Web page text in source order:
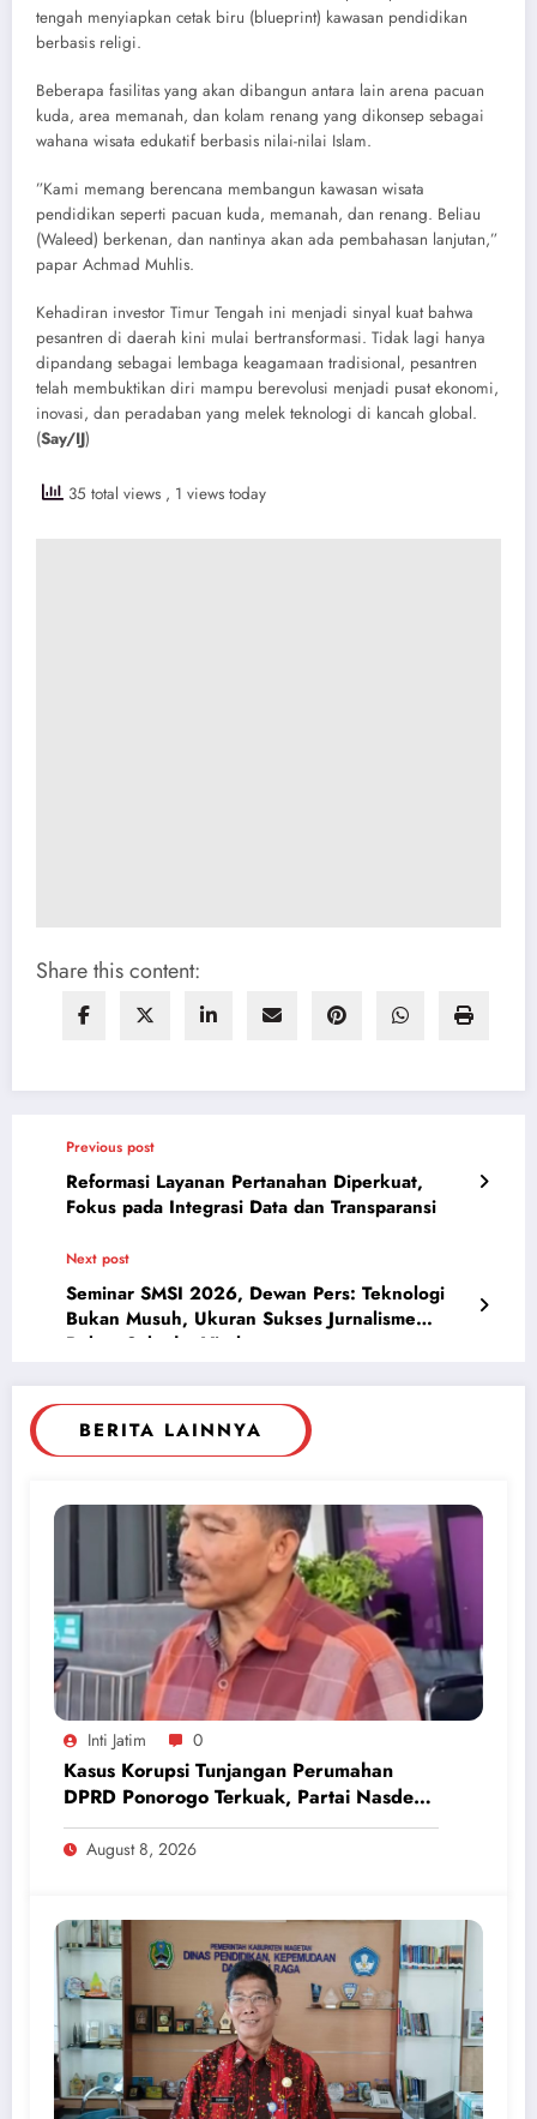
tengah menyiapkan cetak biru (blueprint) kawasan pendidikan
berbasis religi.
​Beberapa fasilitas yang akan dibangun antara lain arena pacuan
kuda, area memanah, dan kolam renang yang dikonsep sebagai
wahana wisata edukatif berbasis nilai-nilai Islam.
​”Kami memang berencana membangun kawasan wisata
pendidikan seperti pacuan kuda, memanah, dan renang. Beliau
(Waleed) berkenan, dan nantinya akan ada pembahasan lanjutan,”
papar Achmad Muhlis.
​Kehadiran investor Timur Tengah ini menjadi sinyal kuat bahwa
pesantren di daerah kini mulai bertransformasi. Tidak lagi hanya
dipandang sebagai lembaga keagamaan tradisional, pesantren
telah membuktikan diri mampu berevolusi menjadi pusat ekonomi,
inovasi, dan peradaban yang melek teknologi di kancah global.
(Say/IJ)
35 total views , 1 views today
Share this content:
Previous post
Reformasi Layanan Pertanahan Diperkuat,
Fokus pada Integrasi Data dan Transparansi
Next post
Seminar SMSI 2026, Dewan Pers: Teknologi
Bukan Musuh, Ukuran Sukses Jurnalisme
Bukan Sekadar Viral
BERITA LAINNYA
Inti Jatim 0
Kasus Korupsi Tunjangan Perumahan
DPRD Ponorogo Terkuak, Partai Nasdem
Inisiatif Kembalikan Uang Rp 748 Juta
August 8, 2026